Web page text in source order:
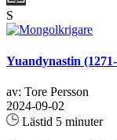
S
Yuandynastin
av: Tore Persson
2024-09-02
Lästid 5 minuter